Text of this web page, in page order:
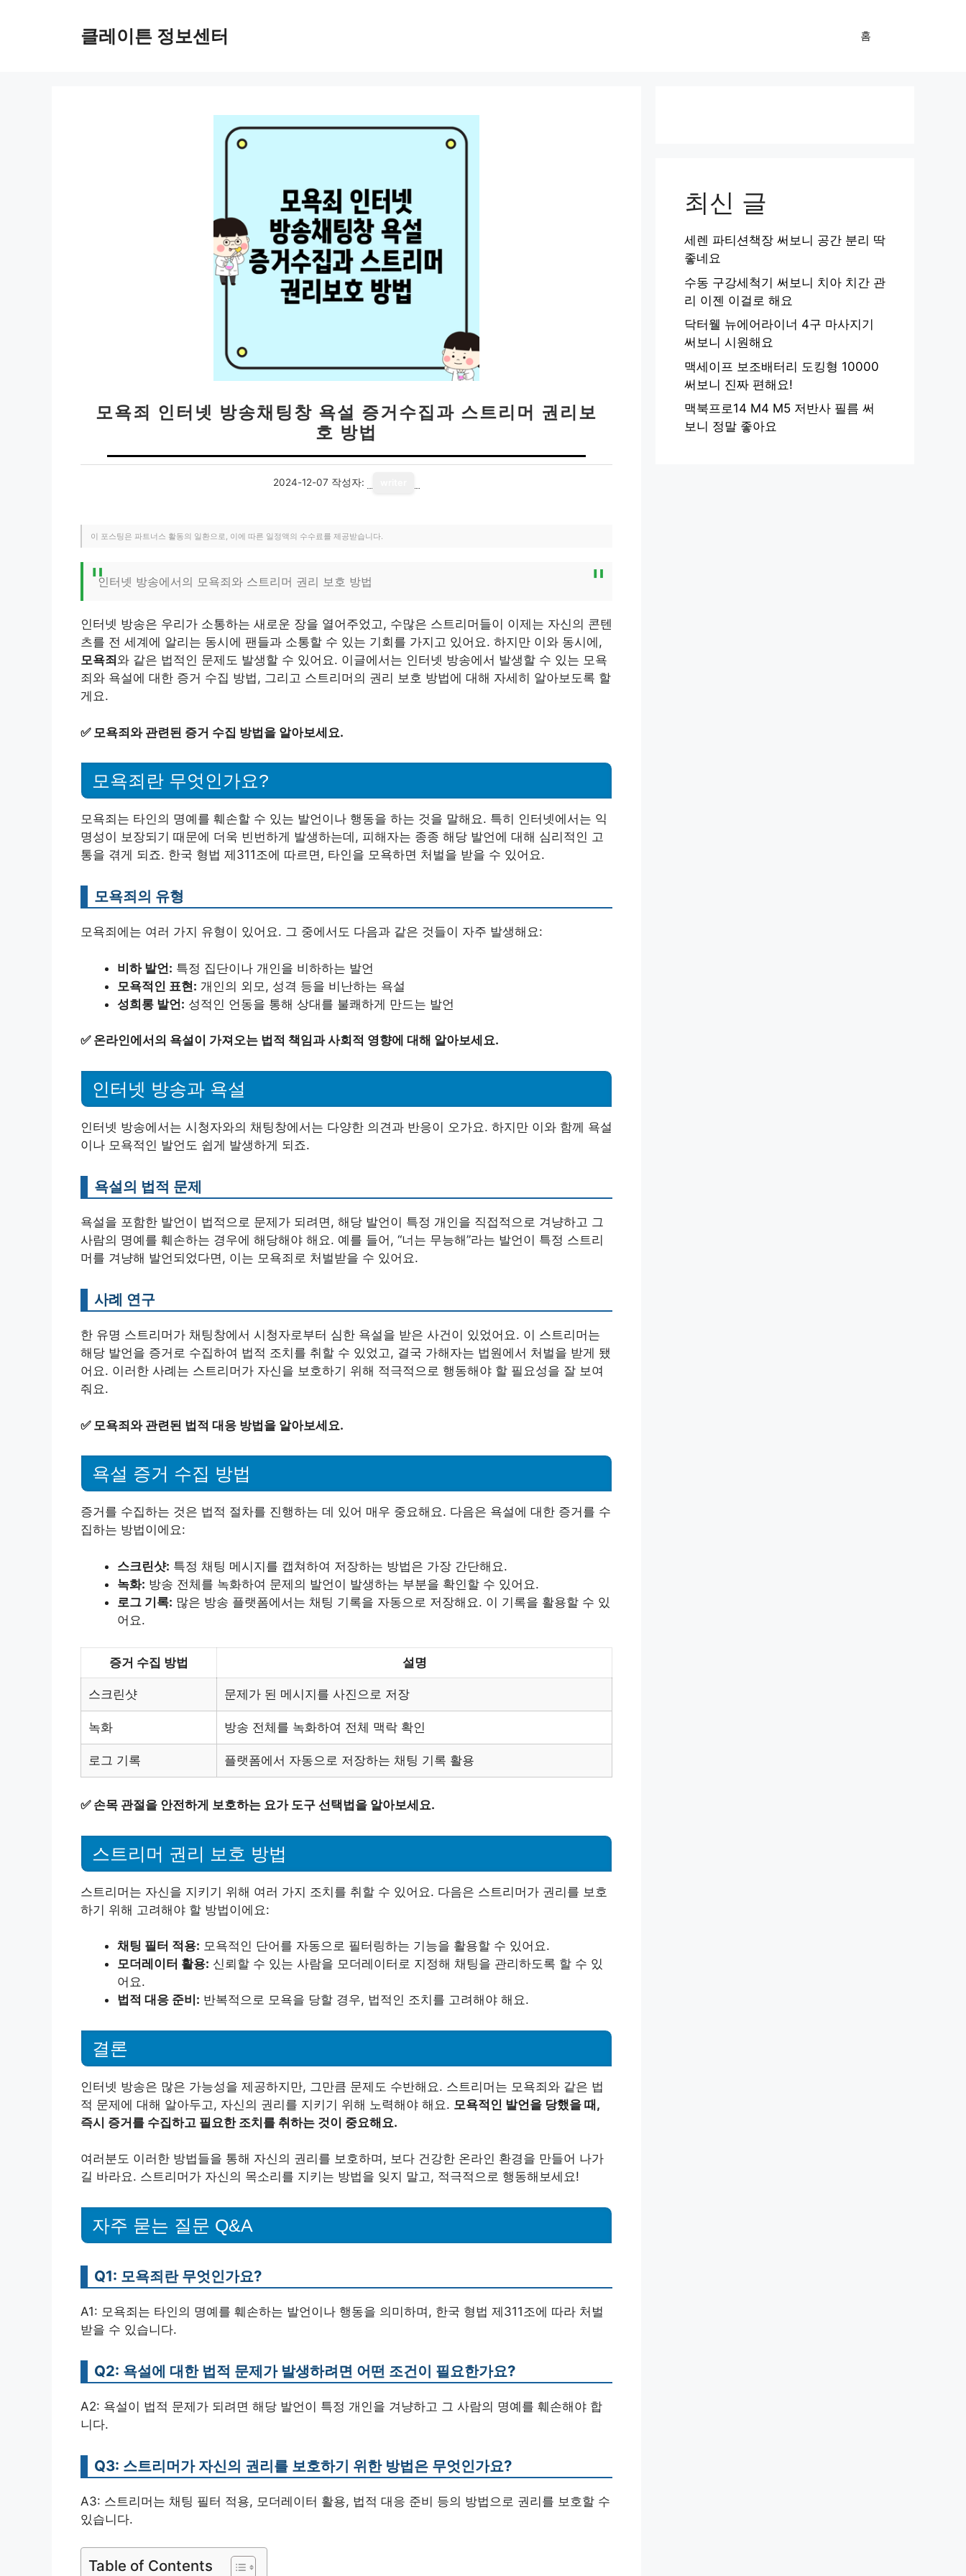
클레이튼 정보센터 홈
모욕죄 인터넷 방송채팅창 욕설 증거수집과 스트리머 권리보
호 방법
2024-12-07 작성자:
이 포스팅은 파트너스 활동의 일환으로, 이에 따른 일정액의 수수료를 제공받습니다.
인터넷 방송에서의 모욕죄와 스트리머 권리 보호 방법
인터넷 방송은 우리가 소통하는 새로운 장을 열어주었고, 수많은 스트리머들이 이제는 자신의 콘텐
츠를 전 세계에 알리는 동시에 팬들과 소통할 수 있는 기회를 가지고 있어요. 하지만 이와 동시에,
모욕죄 와 같은 법적인 문제도 발생할 수 있어요. 이글에서는 인터넷 방송에서 발생할 수 있는 모욕
죄와 욕설에 대한 증거 수집 방법, 그리고 스트리머의 권리 보호 방법에 대해 자세히 알아보도록 할
게요.
✅ 모욕죄와 관련된 증거 수집 방법을 알아보세요.
모욕죄란 무엇인가요?
모욕죄는 타인의 명예를 훼손할 수 있는 발언이나 행동을 하는 것을 말해요. 특히 인터넷에서는 익
명성이 보장되기 때문에 더욱 빈번하게 발생하는데, 피해자는 종종 해당 발언에 대해 심리적인 고
통을 겪게 되죠. 한국 형법 제311조에 따르면, 타인을 모욕하면 처벌을 받을 수 있어요.
모욕죄의 유형
모욕죄에는 여러 가지 유형이 있어요. 그 중에서도 다음과 같은 것들이 자주 발생해요:
비하 발언: 특정 집단이나 개인을 비하하는 발언
모욕적인 표현: 개인의 외모, 성격 등을 비난하는 욕설
성희롱 발언: 성적인 언동을 통해 상대를 불쾌하게 만드는 발언
✅ 온라인에서의 욕설이 가져오는 법적 책임과 사회적 영향에 대해 알아보세요.
인터넷 방송과 욕설
인터넷 방송에서는 시청자와의 채팅창에서는 다양한 의견과 반응이 오가요. 하지만 이와 함께 욕설
이나 모욕적인 발언도 쉽게 발생하게 되죠.
욕설의 법적 문제
욕설을 포함한 발언이 법적으로 문제가 되려면, 해당 발언이 특정 개인을 직접적으로 겨냥하고 그
사람의 명예를 훼손하는 경우에 해당해야 해요. 예를 들어, “너는 무능해”라는 발언이 특정 스트리
머를 겨냥해 발언되었다면, 이는 모욕죄로 처벌받을 수 있어요.
사례 연구
한 유명 스트리머가 채팅창에서 시청자로부터 심한 욕설을 받은 사건이 있었어요. 이 스트리머는
해당 발언을 증거로 수집하여 법적 조치를 취할 수 있었고, 결국 가해자는 법원에서 처벌을 받게 됐
어요. 이러한 사례는 스트리머가 자신을 보호하기 위해 적극적으로 행동해야 할 필요성을 잘 보여
줘요.
✅ 모욕죄와 관련된 법적 대응 방법을 알아보세요.
욕설 증거 수집 방법
증거를 수집하는 것은 법적 절차를 진행하는 데 있어 매우 중요해요. 다음은 욕설에 대한 증거를 수
집하는 방법이에요:
스크린샷: 특정 채팅 메시지를 캡쳐하여 저장하는 방법은 가장 간단해요.
녹화: 방송 전체를 녹화하여 문제의 발언이 발생하는 부분을 확인할 수 있어요.
로그 기록: 많은 방송 플랫폼에서는 채팅 기록을 자동으로 저장해요. 이 기록을 활용할 수 있
어요.
증거 수집 방법 설명
스크린샷 문제가 된 메시지를 사진으로 저장
녹화 방송 전체를 녹화하여 전체 맥락 확인
로그 기록 플랫폼에서 자동으로 저장하는 채팅 기록 활용
✅ 손목 관절을 안전하게 보호하는 요가 도구 선택법을 알아보세요.
스트리머 권리 보호 방법
스트리머는 자신을 지키기 위해 여러 가지 조치를 취할 수 있어요. 다음은 스트리머가 권리를 보호
하기 위해 고려해야 할 방법이에요:
채팅 필터 적용: 모욕적인 단어를 자동으로 필터링하는 기능을 활용할 수 있어요.
모더레이터 활용: 신뢰할 수 있는 사람을 모더레이터로 지정해 채팅을 관리하도록 할 수 있
어요.
법적 대응 준비: 반복적으로 모욕을 당할 경우, 법적인 조치를 고려해야 해요.
결론
인터넷 방송은 많은 가능성을 제공하지만, 그만큼 문제도 수반해요. 스트리머는 모욕죄와 같은 법
적 문제에 대해 알아두고, 자신의 권리를 지키기 위해 노력해야 해요. 모욕적인 발언을 당했을 때,
즉시 증거를 수집하고 필요한 조치를 취하는 것이 중요해요.
여러분도 이러한 방법들을 통해 자신의 권리를 보호하며, 보다 건강한 온라인 환경을 만들어 나가
길 바라요. 스트리머가 자신의 목소리를 지키는 방법을 잊지 말고, 적극적으로 행동해보세요!
자주 묻는 질문 Q&A
Q1: 모욕죄란 무엇인가요?
A1: 모욕죄는 타인의 명예를 훼손하는 발언이나 행동을 의미하며, 한국 형법 제311조에 따라 처벌
받을 수 있습니다.
Q2: 욕설에 대한 법적 문제가 발생하려면 어떤 조건이 필요한가요?
A2: 욕설이 법적 문제가 되려면 해당 발언이 특정 개인을 겨냥하고 그 사람의 명예를 훼손해야 합
니다.
Q3: 스트리머가 자신의 권리를 보호하기 위한 방법은 무엇인가요?
A3: 스트리머는 채팅 필터 적용, 모더레이터 활용, 법적 대응 준비 등의 방법으로 권리를 보호할 수
있습니다.
Table of Contents
최신 글
세렌 파티션책장 써보니 공간 분리 딱
좋네요
수동 구강세척기 써보니 치아 치간 관
리 이젠 이걸로 해요
닥터웰 뉴에어라이너 4구 마사지기
써보니 시원해요
맥세이프 보조배터리 도킹형 10000
써보니 진짜 편해요!
맥북프로14 M4 M5 저반사 필름 써
보니 정말 좋아요